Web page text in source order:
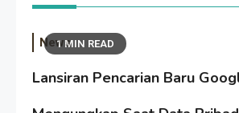
1 MIN READ
News
Lansiran Pencarian Baru